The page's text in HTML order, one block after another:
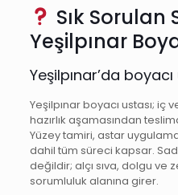
Sık
Yeşilpınar
Yeşilpınar’da
Yeşilpınar boyacı ustası; iç
hazırlık aşamasından
Yüzey tamiri, astar
dahil tüm süreci kapsar.
değildir; alçı sıva, dolgu ve
sorumluluk alanına girer.